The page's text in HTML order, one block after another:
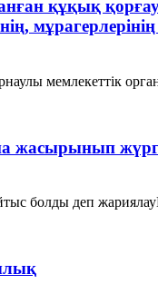
құқық
мемлекеттік
жасырынып
болды деп